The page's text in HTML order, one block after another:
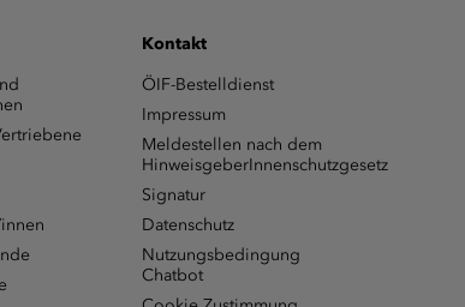
Kontakt
ÖIF-Bestelldienst
Impressum
Meldestellen nach dem
HinweisgeberInnenschutzgesetz
Signatur
Datenschutz
Nutzungsbedingung
Chatbot